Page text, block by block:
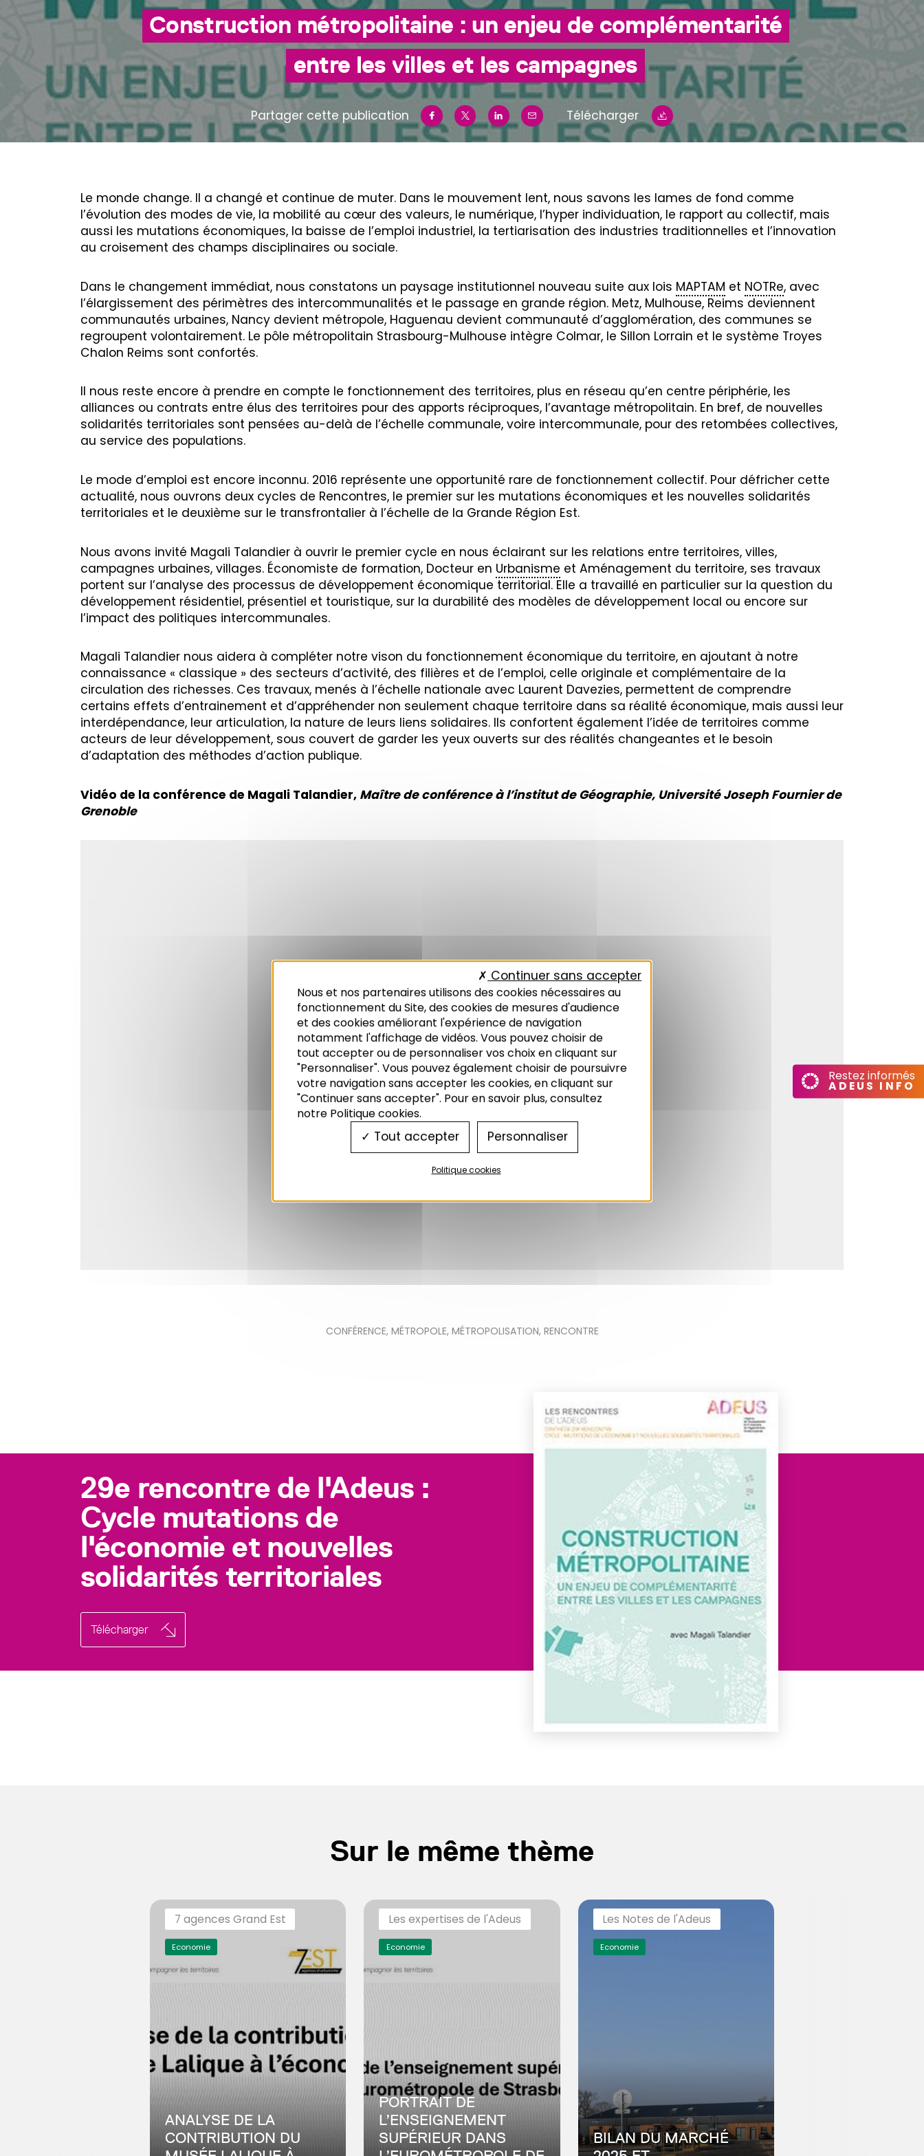
Construction métropolitaine : un enjeu de complémentarité
entre les villes et les campagnes
Partager cette publication Télécharger
Le monde change. Il a changé et continue de muter. Dans le mouvement lent, nous savons les lames de fond comme
l’évolution des modes de vie, la mobilité au cœur des valeurs, le numérique, l’hyper individuation, le rapport au collectif, mais
aussi les mutations économiques, la baisse de l’emploi industriel, la tertiarisation des industries traditionnelles et l’innovation
au croisement des champs disciplinaires ou sociale.
Dans le changement immédiat, nous constatons un paysage institutionnel nouveau suite aux lois MAPTAM et NOTRe, avec
l’élargissement des périmètres des intercommunalités et le passage en grande région. Metz, Mulhouse, Reims deviennent
communautés urbaines, Nancy devient métropole, Haguenau devient communauté d’agglomération, des communes se
regroupent volontairement. Le pôle métropolitain Strasbourg-Mulhouse intègre Colmar, le Sillon Lorrain et le système Troyes
Chalon Reims sont confortés.
Il nous reste encore à prendre en compte le fonctionnement des territoires, plus en réseau qu’en centre périphérie, les
alliances ou contrats entre élus des territoires pour des apports réciproques, l’avantage métropolitain. En bref, de nouvelles
solidarités territoriales sont pensées au-delà de l’échelle communale, voire intercommunale, pour des retombées collectives,
au service des populations.
Le mode d’emploi est encore inconnu. 2016 représente une opportunité rare de fonctionnement collectif. Pour défricher cette
actualité, nous ouvrons deux cycles de Rencontres, le premier sur les mutations économiques et les nouvelles solidarités
territoriales et le deuxième sur le transfrontalier à l’échelle de la Grande Région Est.
Nous avons invité Magali Talandier à ouvrir le premier cycle en nous éclairant sur les relations entre territoires, villes,
campagnes urbaines, villages. Économiste de formation, Docteur en Urbanisme et Aménagement du territoire, ses travaux
portent sur l’analyse des processus de développement économique territorial. Elle a travaillé en particulier sur la question du
développement résidentiel, présentiel et touristique, sur la durabilité des modèles de développement local ou encore sur
l’impact des politiques intercommunales.
Magali Talandier nous aidera à compléter notre vison du fonctionnement économique du territoire, en ajoutant à notre
connaissance « classique » des secteurs d’activité, des filières et de l’emploi, celle originale et complémentaire de la
circulation des richesses. Ces travaux, menés à l’échelle nationale avec Laurent Davezies, permettent de comprendre
certains effets d’entrainement et d’appréhender non seulement chaque territoire dans sa réalité économique, mais aussi leur
interdépendance, leur articulation, la nature de leurs liens solidaires. Ils confortent également l’idée de territoires comme
acteurs de leur développement, sous couvert de garder les yeux ouverts sur des réalités changeantes et le besoin
d’adaptation des méthodes d’action publique.
Vidéo de la conférence de Magali Talandier, Maître de conférence à l’institut de Géographie, Université Joseph Fournier de
Grenoble
CONFÉRENCE, MÉTROPOLE, MÉTROPOLISATION, RENCONTRE
29e rencontre de l'Adeus :
Cycle mutations de
l'économie et nouvelles
solidarités territoriales
Télécharger
Sur le même thème
7 agences Grand Est
Economie
ANALYSE DE LA
CONTRIBUTION DU
Les expertises de l'Adeus
Economie
PORTRAIT DE
L’ENSEIGNEMENT
SUPÉRIEUR DANS
Les Notes de l'Adeus
Economie
BILAN DU MARCHÉ
Restez informés
ADEUS INFO
Nous et nos partenaires utilisons des cookies nécessaires au
fonctionnement du Site, des cookies de mesures d'audience
et des cookies améliorant l'expérience de navigation
notamment l'affichage de vidéos. Vous pouvez choisir de
tout accepter ou de personnaliser vos choix en cliquant sur
"Personnaliser". Vous pouvez également choisir de poursuivre
votre navigation sans accepter les cookies, en cliquant sur
"Continuer sans accepter". Pour en savoir plus, consultez
notre Politique cookies.
Tout accepter
Continuer sans accepter
Personnaliser
Politique cookies